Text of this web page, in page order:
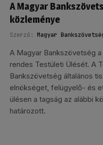
A Magyar
közleménye
Szerző: Magyar
A Magyar Bankszövetség
rendes Testületi Ülését. A
Bankszövetség általános
elnökséget, felügyelő- és
ülésen a tagság az alábbi
határozott.